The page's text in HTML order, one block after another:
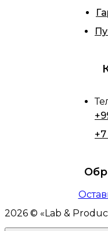
2026 © « Lab &